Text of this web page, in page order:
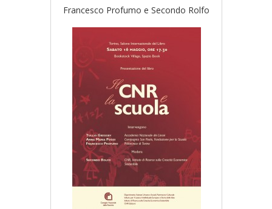
Francesco Profumo e Secondo Rolfo